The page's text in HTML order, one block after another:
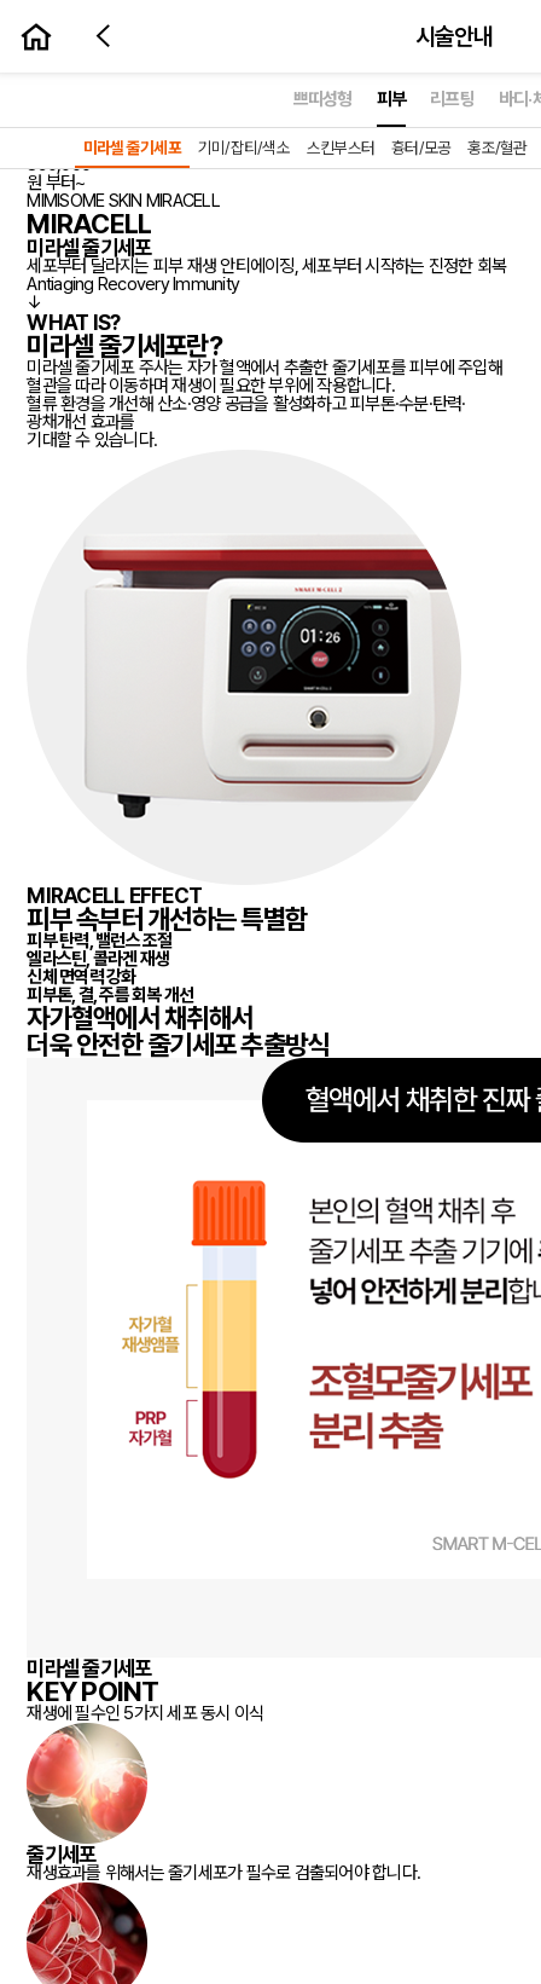
시술안내
쁘띠성형 피부 리프팅 바디·
미라셀 줄기세포 기미/잡티/색소 스킨부스터 흉터/모공 홍조/혈관
prev
NEW
근본적인 안티에이징
890,000
원 부터~
MIMISOME SKIN MIRACELL
MIRACELL
미라셀 줄기세포
세포부터 달라지는 피부 재생 안티에이징, 세포부터 시작하는 진정한 회복
Antiaging RecoveryImmunity
↓
WHAT IS?
미라셀 줄기세포란?
미라셀 줄기세포 주사는 자가 혈액에서 추출한 줄기세포를 피부에 주입해
혈관을 따라 이동하며 재생이 필요한 부위에 작용합니다.
혈류 환경을 개선해 산소·영양 공급을 활성화하고 피부톤·수분·탄력·
광채개선 효과를
기대할 수 있습니다.
MIRACELL EFFECT
피부 속부터 개선하는 특별함
피부 탄력, 밸런스 조절
엘라스틴, 콜라겐 재생
신체 면역력 강화
피부톤, 결, 주름 회복 개선
자가혈액에서 채취해서
더욱 안전한 줄기세포 추출방식
미라셀 줄기세포
KEY POINT
재생에 필수인 5가지 세포 동시 이식
줄기세포
재생효과를 위해서는 줄기세포가 필수로 검출되어야 합니다.